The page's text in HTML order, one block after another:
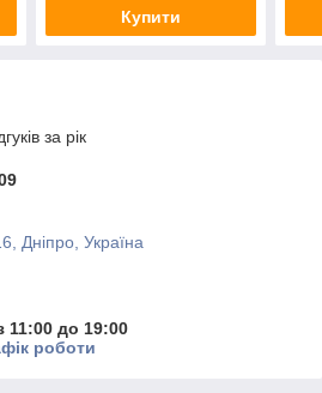
Купити
за рік
Дніпро, Україна
11:00 до 19:00
роботи